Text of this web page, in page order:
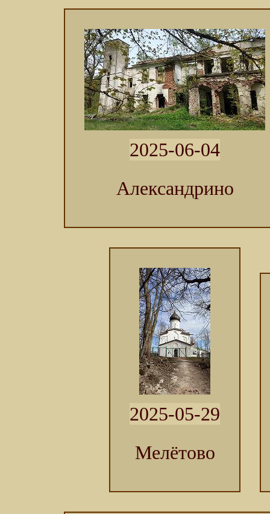
2025-06-04
Александрино
2025-05-29
Мелётово